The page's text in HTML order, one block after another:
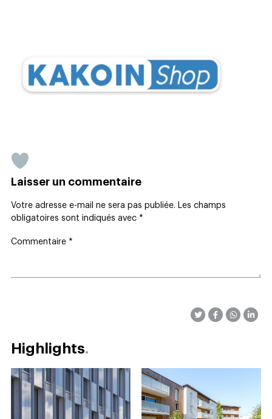
Laisser un commentaire
Votre adresse e-mail ne sera pas publiée. Les champs
obligatoires sont indiqués avec *
Commentaire *
Highlights